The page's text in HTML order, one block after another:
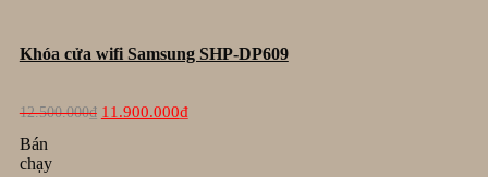
Khóa cửa wifi Samsung SHP-DP609
12.500.000₫
Giá
gốc
11.900.000₫Giá
hiện
Bán
chạy